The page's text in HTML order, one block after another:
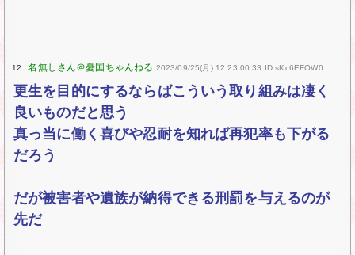
12: 2023/09/25(月) 12:23:00.33 ID:sKc6EFOW0
更生を目的にするならばこういう取り組みは凄く
良いものだと思う
真っ当に働く喜びや忍耐を知れば再犯率も下がる
だろう
だが被害者や遺族が納得できる刑罰を与えるのが
先だ